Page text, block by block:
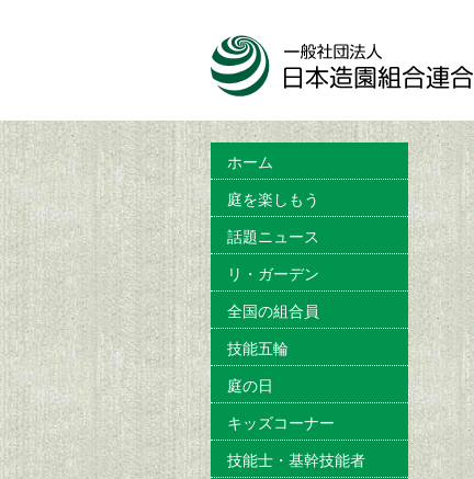
ホーム
庭を楽しもう
話題ニュース
リ・ガーデン
全国の組合員
技能五輪
庭の日
キッズコーナー
技能士・基幹技能者